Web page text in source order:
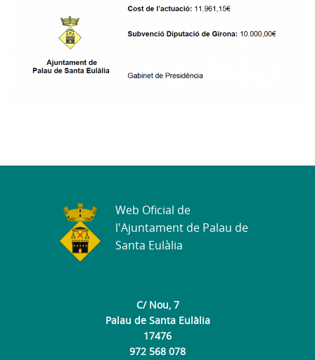
C/ Nou, 7
Palau de Santa Eulàlia
17476
972 568 078
Web Oficial de
l'Ajuntament de Palau de
Santa Eulàlia